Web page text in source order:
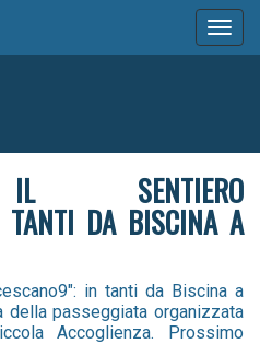
IL SENTIERO
TANTI DA BISCINA A
in tanti da Biscina a
della passeggiata organizzata
Accoglienza. Prossimo